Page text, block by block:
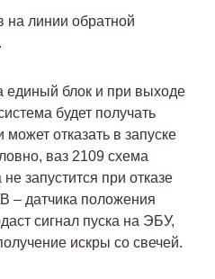
на линии обратной
единый блок и при выходе
будет получать
отказать в запуске
ваз 2109 схема
запустится при отказе
– датчика положения
сигнал пуска на ЭБУ,
искры со свечей.